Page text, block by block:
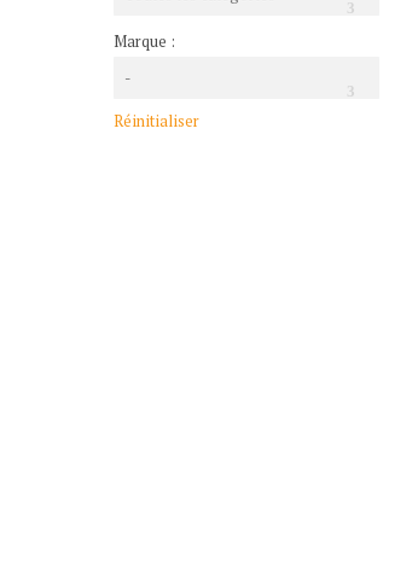
Marque :
-
Réinitialiser